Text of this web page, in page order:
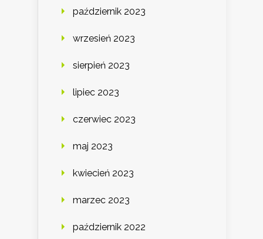
październik 2023
wrzesień 2023
sierpień 2023
lipiec 2023
czerwiec 2023
maj 2023
kwiecień 2023
marzec 2023
październik 2022